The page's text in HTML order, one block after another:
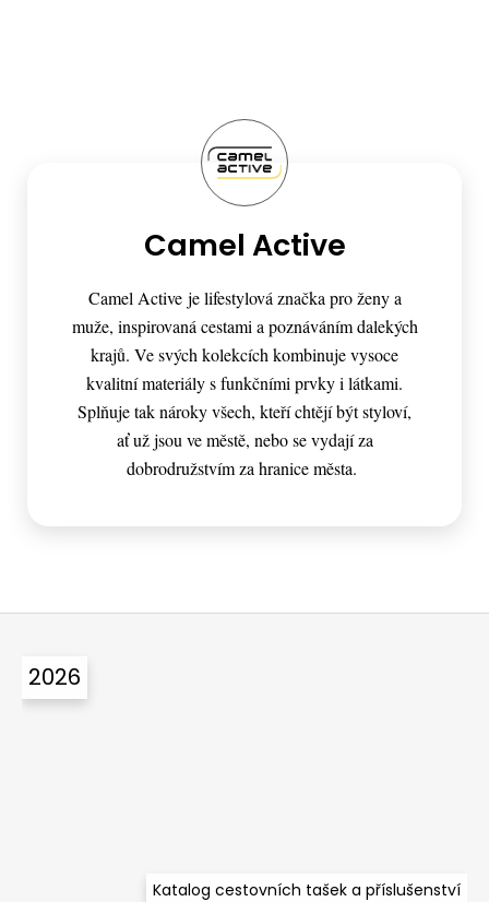
Camel Active
Camel Active je lifestylová značka pro ženy a
muže, inspirovaná cestami a poznáváním dalekých
krajů. Ve svých kolekcích kombinuje vysoce
kvalitní materiály s funkčními prvky i látkami.
Splňuje tak nároky všech, kteří chtějí být styloví,
ať už jsou ve městě, nebo se vydají za
dobrodružstvím za hranice města.
Z
2026
Katalog cestovních tašek a příslušenství